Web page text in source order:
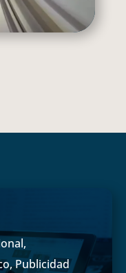
Publicidad